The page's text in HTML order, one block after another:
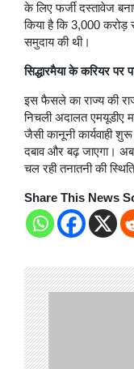
के लिए फर्जी दस्तावेज
किया है कि 3,000
समुदाय की थी।
सिद्धारमैया के करियर पर
इस फैसले का राज्य की
निचली अदालत
जैसी कानूनी कार्यवाही
दबाव और बढ़ जाएगा।
चल रही तनातनी की
Share This News